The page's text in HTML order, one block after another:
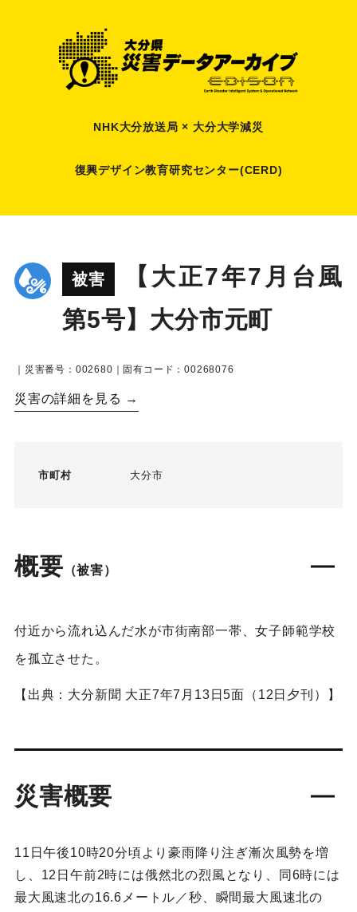
NHK大分放送局 × 大分大学減災
復興デザイン教育研究センター(CERD)
被害
【大正7年7月台風
第5号】大分市元町
｜災害番号：002680｜固有コード：00268076
災害の詳細を見る →
市町村 大分市
概要 （被害）
付近から流れ込んだ水が市街南部一帯、女子師範学校
を孤立させた。
【出典：大分新聞 大正7年7月13日5面（12日夕刊）】
災害概要
11日午後10時20分頃より豪雨降り注ぎ漸次風勢を増
し、12日午前2時には俄然北の烈風となり、同6時には
最大風速北の16.6メートル／秒、瞬間最大風速北の